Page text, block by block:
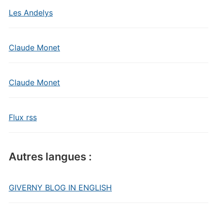
Les Andelys
Claude Monet
Claude Monet
Flux rss
Autres langues :
GIVERNY BLOG IN ENGLISH